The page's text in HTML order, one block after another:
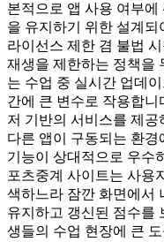
본적으로 앱 사용 여부
을 유지하기 위한 설계
라이선스 제한 겸 불법
재생을 제한하는 정책을
는 수업 중 실시간 업데
간에 큰 변수로 작용합
저 기반의 서비스를 제
다른 앱이 구동되는 환경
기능이 상대적으로 우수
포츠중계 사이트는 사용
색하느라 잠깐 화면에서
유지하고 갱신된 점수를
생들의 수업 현장에 큰